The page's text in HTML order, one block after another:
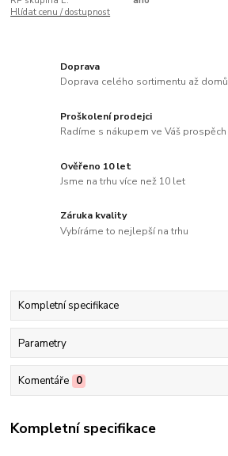
Hlídat cenu / dostupnost
Doprava
Doprava celého sortimentu až domů
Proškolení prodejci
Radíme s nákupem ve Váš prospěch
Ověřeno 10 let
Jsme na trhu více než 10 let
Záruka kvality
Vybíráme to nejlepší na trhu
Kompletní specifikace
Parametry
Komentáře 0
Kompletní specifikace